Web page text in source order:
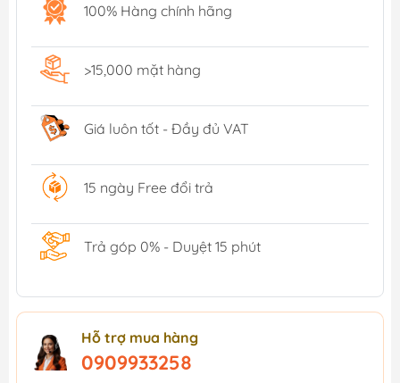
100% Hàng chính hãng
>15,000 mặt hàng
Giá luôn tốt - Đầy đủ VAT
15 ngày Free đổi trả
Trả góp 0% - Duyệt 15 phút
Hỗ trợ mua hàng
0909933258